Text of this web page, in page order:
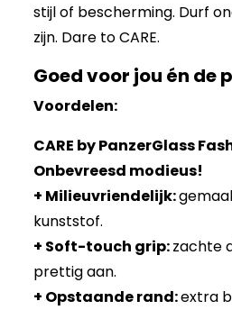
stijl of bescherming. Durf
zijn. Dare to CARE.
Goed voor jou én de
Voordelen:
CARE by PanzerGlass
Onbevreesd modieus!
+ Milieuvriendelijk:
kunststof.
+ Soft-touch grip:zachte
prettig aan.
+ Opstaande rand:extra